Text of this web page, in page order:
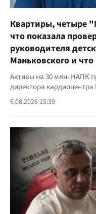
Квартиры, четыре
что показала
руководителя
Маньковского и
Активы на 30 млн: НАПК
директора кардиоцентра
6.08.2026 15:30